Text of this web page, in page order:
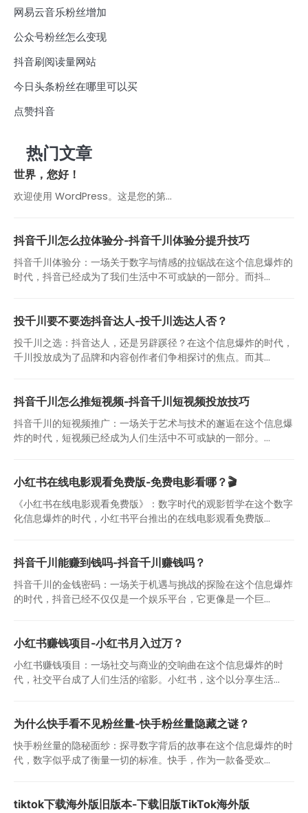
网易云音乐粉丝增加
公众号粉丝怎么变现
抖音刷阅读量网站
今日头条粉丝在哪里可以买
点赞抖音
热门文章
世界，您好！
欢迎使用 WordPress。这是您的第…
抖音千川怎么拉体验分-抖音千川体验分提升技巧
抖音千川体验分：一场关于数字与情感的拉锯战在这个信息爆炸的
时代，抖音已经成为了我们生活中不可或缺的一部分。而抖...
投千川要不要选抖音达人-投千川选达人否？
投千川之选：抖音达人，还是另辟蹊径？在这个信息爆炸的时代，
千川投放成为了品牌和内容创作者们争相探讨的焦点。而其...
抖音千川怎么推短视频-抖音千川短视频投放技巧
抖音千川的短视频推广：一场关于艺术与技术的邂逅在这个信息爆
炸的时代，短视频已经成为人们生活中不可或缺的一部分。...
小红书在线电影观看免费版-免费电影看哪？🎬
《小红书在线电影观看免费版》：数字时代的观影哲学在这个数字
化信息爆炸的时代，小红书平台推出的在线电影观看免费版...
抖音千川能赚到钱吗-抖音千川赚钱吗？
抖音千川的金钱密码：一场关于机遇与挑战的探险在这个信息爆炸
的时代，抖音已经不仅仅是一个娱乐平台，它更像是一个巨...
小红书赚钱项目-小红书月入过万？
小红书赚钱项目：一场社交与商业的交响曲在这个信息爆炸的时
代，社交平台成了人们生活的缩影。小红书，这个以分享生活...
为什么快手看不见粉丝量-快手粉丝量隐藏之谜？
快手粉丝量的隐秘面纱：探寻数字背后的故事在这个信息爆炸的时
代，数字似乎成了衡量一切的标准。快手，作为一款备受欢...
tiktok下载海外版旧版本-下载旧版TikTok海外版